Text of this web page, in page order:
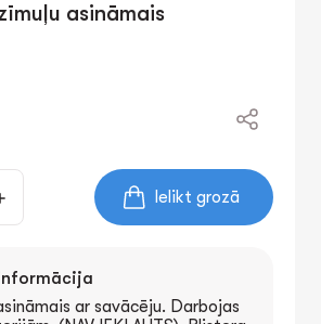
asināmais
Ielikt grozā
ar savācēju. Darbojas